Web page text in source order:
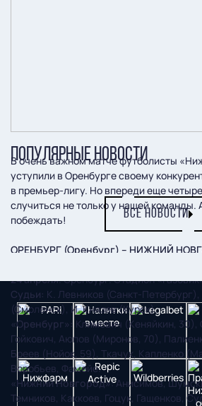
В очень важном матче футболисты
уступили в Оренбурге своему
в премьер-лигу. Но впереди еще
случиться не только у нашей
побеждать!
ОРЕНБУРГ (Оренбург) – НИЖНИЙ
24 апреля. Оренбург. Стадион
Судьи: К. Левников (Санкт-
(Смоленск), И. Князев (Курск).
«Оренбург»: Климович (Кеняйкин,
Гойкович, Аюпов (Миронов, 70),
Бреев (Нойок, 59), Ткачук, Капленко
Воробьев, Фамейе.
«Нижний Новгород»: Анисимов,
Темников, Каккоев, Гоцук, Гащенков,
ПОПУЛЯРНЫЕ НОВОСТИ
ВСЕ НОВОСТИ